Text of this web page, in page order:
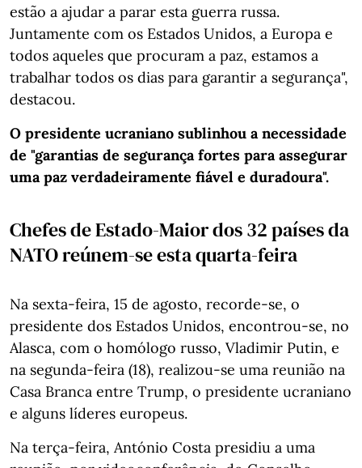
estão a ajudar a parar esta guerra russa.
Juntamente com os Estados Unidos, a Europa e
todos aqueles que procuram a paz, estamos a
trabalhar todos os dias para garantir a segurança",
destacou.
O presidente ucraniano sublinhou a necessidade
de "garantias de segurança fortes para assegurar
uma paz verdadeiramente fiável e duradoura".
Chefes de Estado-Maior dos 32 países da
NATO reúnem-se esta quarta-feira
Na sexta-feira, 15 de agosto, recorde-se, o
presidente dos Estados Unidos, encontrou-se, no
Alasca, com o homólogo russo, Vladimir Putin, e
na segunda-feira (18), realizou-se uma reunião na
Casa Branca entre Trump, o presidente ucraniano
e alguns líderes europeus.
Na terça-feira, António Costa presidiu a uma